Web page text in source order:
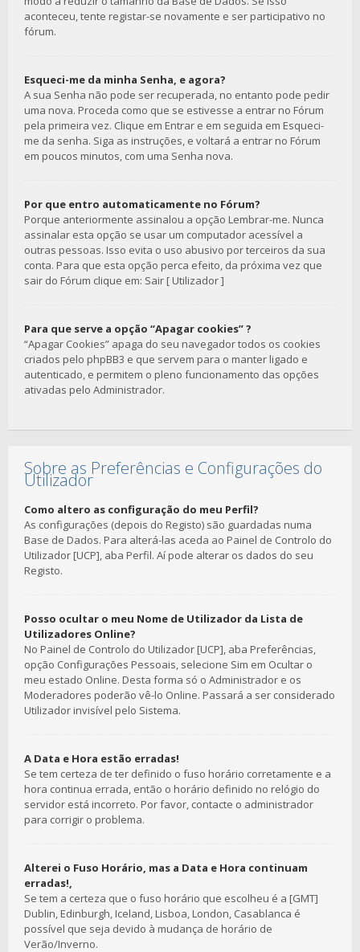
aconteceu, tente registar-se novamente e ser participativo no
fórum.
Esqueci-me da minha Senha, e agora?
A sua Senha não pode ser recuperada, no entanto pode pedir
uma nova. Proceda como que se estivesse a entrar no Fórum
pela primeira vez. Clique em Entrar e em seguida em Esqueci-
me da senha. Siga as instruções, e voltará a entrar no Fórum
em poucos minutos, com uma Senha nova.
Por que entro automaticamente no Fórum?
Porque anteriormente assinalou a opção Lembrar-me. Nunca
assinalar esta opção se usar um computador acessível a
outras pessoas. Isso evita o uso abusivo por terceiros da sua
conta. Para que esta opção perca efeito, da próxima vez que
sair do Fórum clique em: Sair [ Utilizador ]
Para que serve a opção “Apagar cookies” ?
“Apagar Cookies” apaga do seu navegador todos os cookies
criados pelo phpBB3 e que servem para o manter ligado e
autenticado, e permitem o pleno funcionamento das opções
ativadas pelo Administrador.
Sobre as Preferências e Configurações do
Utilizador
Como altero as configuração do meu Perfil?
As configurações (depois do Registo) são guardadas numa
Base de Dados. Para alterá-las aceda ao Painel de Controlo do
Utilizador [UCP], aba Perfil. Aí pode alterar os dados do seu
Registo.
Posso ocultar o meu Nome de Utilizador da Lista de
Utilizadores Online?
No Painel de Controlo do Utilizador [UCP], aba Preferências,
opção Configurações Pessoais, selecione Sim em Ocultar o
meu estado Online. Desta forma só o Administrador e os
Moderadores poderão vê-lo Online. Passará a ser considerado
Utilizador invisível pelo Sistema.
A Data e Hora estão erradas!
Se tem certeza de ter definido o fuso horário corretamente e a
hora continua errada, então o horário definido no relógio do
servidor está incorreto. Por favor, contacte o administrador
para corrigir o problema.
Alterei o Fuso Horário, mas a Data e Hora continuam
erradas!,
Se tem a certeza que o fuso horário que escolheu é a [GMT]
Dublin, Edinburgh, Iceland, Lisboa, London, Casablanca é
possível que seja devido à mudança de horário de
Verão/Inverno.